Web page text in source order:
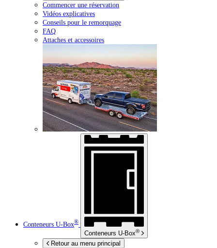
Commencer une réservation
Vidéos explicatives
Conseils pour le remorquage
FAQ
Attaches et accessoires
Conteneurs U-Box®
Conteneurs U-Box®
Retour au menu principal